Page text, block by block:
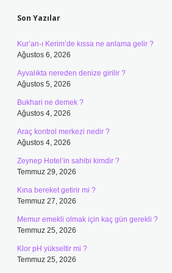
Son Yazılar
Kur’an-ı Kerim’de kıssa ne anlama gelir ?
Ağustos 6, 2026
Ayvalıkta nereden denize girilir ?
Ağustos 5, 2026
Bukhari ne demek ?
Ağustos 4, 2026
Araç kontrol merkezi nedir ?
Ağustos 4, 2026
Zeynep Hotel’in sahibi kimdir ?
Temmuz 29, 2026
Kına bereket getirir mi ?
Temmuz 27, 2026
Memur emekli olmak için kaç gün gerekli ?
Temmuz 25, 2026
Klor pH yükseltir mi ?
Temmuz 25, 2026